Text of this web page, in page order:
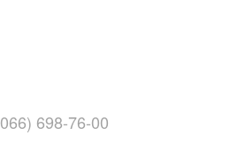
698-76-00